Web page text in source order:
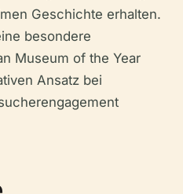
Geschichte erhalten.
besondere
Museum of the Year
Ansatz bei